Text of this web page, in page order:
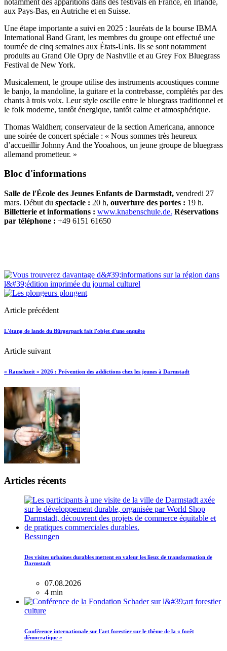
aux Pays-Bas, en Autriche et en Suisse.
Une étape importante a suivi en 2025 : lauréats de la bourse IBMA
International Band Grant, les membres du groupe ont effectué une
tournée de cinq semaines aux États-Unis. Ils se sont notamment
produits au Grand Ole Opry de Nashville et au Grey Fox Bluegrass
Festival de New York.
Musicalement, le groupe utilise des instruments acoustiques comme
le banjo, la mandoline, la guitare et la contrebasse, complétés par des
chants à trois voix. Leur style oscille entre le bluegrass traditionnel et
le folk moderne, tantôt énergique, tantôt calme et atmosphérique.
Thomas Waldherr, conservateur de la section Americana, annonce
une soirée de concert spéciale : « Nous sommes très heureux
d’accueillir Johnny And the Yooahoos, un jeune groupe de bluegrass
allemand prometteur. »
Bloc d'informations
Salle de l'École des Jeunes Enfants de Darmstadt, vendredi 27
mars. Début du spectacle : 20 h, ouverture des portes : 19 h.
Billetterie et informations : www.knabenschule.de. Réservations
par téléphone : +49 6151 61650
Article précédent
L'étang de lande du Bürgerpark fait l'objet d'une enquête
Article suivant
« Rauschzeit » 2026 : Prévention des addictions chez les jeunes à Darmstadt
Articles récents
Bessungen
Des visites urbaines durables mettent en valeur les lieux de transformation de
Darmstadt
07.08.2026
4 min
culture
Conférence internationale sur l'art forestier sur le thème de la « forêt
démocratique »